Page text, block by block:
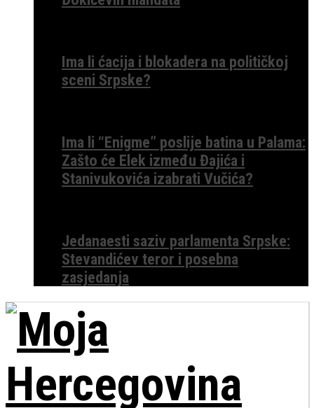
Ima li ćacija i blokadera na političkoj
sceni Srpske?
Ima li “Enigme” poslije batina u Palama:
Zašto će Elek između Đajića i
Stanivukovića izabrati Vučića?
Jedanaesti saziv parlamenta Srpske:
Stevandićev teror i posebna
zasjedanja